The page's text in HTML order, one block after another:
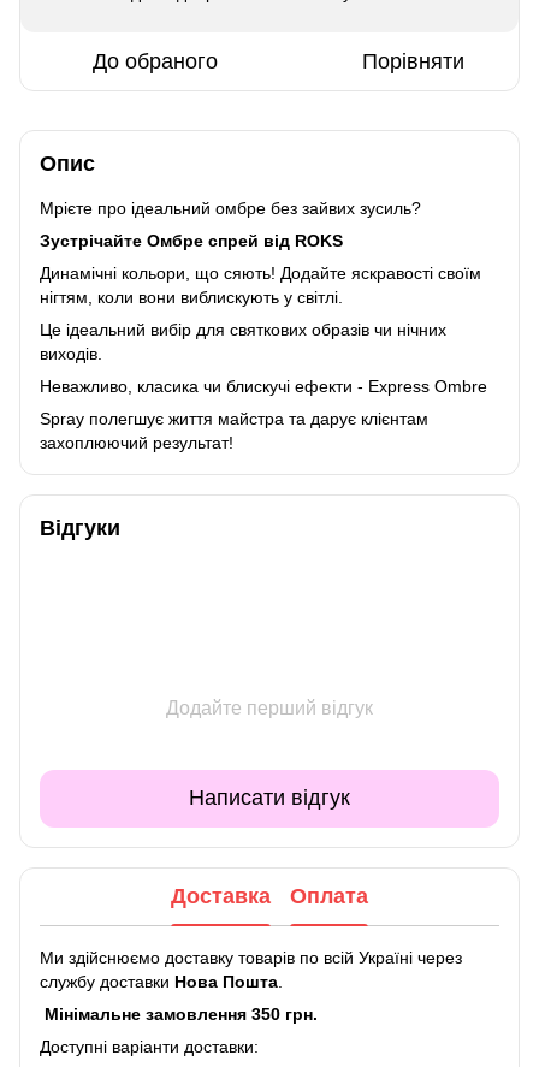
До обраного Порівняти
Опис
Мрієте про ідеальний омбре без зайвих зусиль?
Зустрічайте Омбре спрей від ROKS
Динамічні кольори, що сяють! Додайте яскравості своїм
нігтям, коли вони виблискують у світлі.
Це ідеальний вибір для святкових образів чи нічних
виходів.
Неважливо, класика чи блискучі ефекти - Express Ombre
Spray полегшує життя майстра та дарує клієнтам
захоплюючий результат!
Відгуки
Додайте перший відгук
Написати відгук
Доставка Оплата
Ми здійснюємо доставку товарів по всій Україні через
службу доставки Нова Пошта
Мінімальне замовлення 350 грн.
Доступні варіанти доставки: